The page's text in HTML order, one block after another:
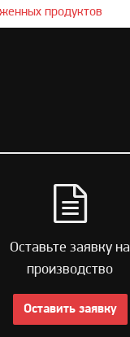
продуктов
Оставьте заявку на
производство
Оставить заявку